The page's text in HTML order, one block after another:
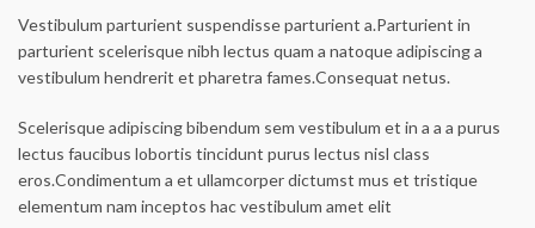
Vestibulum parturient suspendisse parturient a.Parturient in
parturient scelerisque nibh lectus quam a natoque adipiscing a
vestibulum hendrerit et pharetra fames.Consequat netus.
Scelerisque adipiscing bibendum sem vestibulum et in a a a purus
lectus faucibus lobortis tincidunt purus lectus nisl class
eros.Condimentum a et ullamcorper dictumst mus et tristique
elementum nam inceptos hac vestibulum amet elit